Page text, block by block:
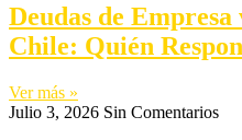
Deudas de Empresa
Chile: Quién
Ver más »
Julio 3, 2026 Sin Comentarios